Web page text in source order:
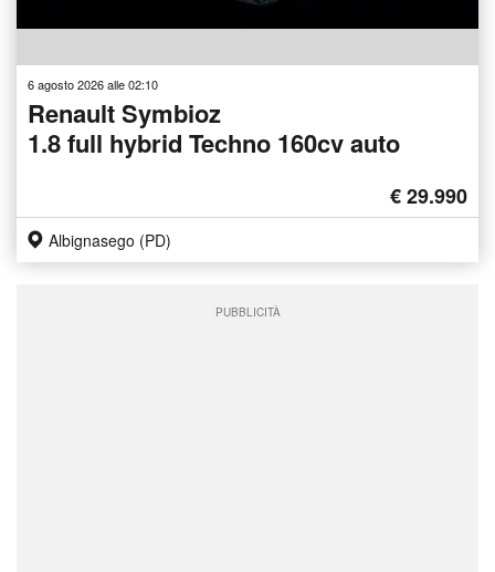
6 agosto 2026 alle 02:10
Renault Symbioz
1.8 full hybrid Techno 160cv auto
€ 29.990
Albignasego (PD)
PUBBLICITÀ